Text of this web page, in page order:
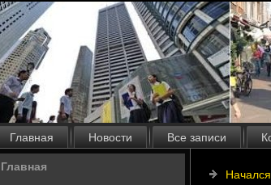
Главная Новости Все записи
Главная